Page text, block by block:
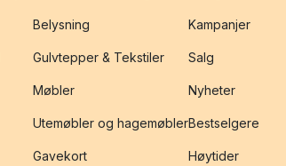
Belysning
Gulvtepper & Tekstiler
Møbler
Utemøbler og hagemøbler
Gavekort
Kampanjer
Salg
Nyheter
Bestselgere
Høytider